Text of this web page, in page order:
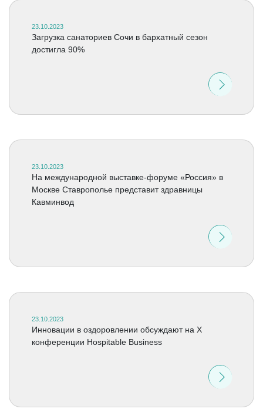
23.10.2023
Загрузка санаториев Сочи в бархатный сезон
достигла 90%
23.10.2023
На международной выставке-форуме «Россия» в
Москве Ставрополье представит здравницы
Кавминвод
23.10.2023
Инновации в оздоровлении обсуждают на X
конференции Hospitable Вusiness